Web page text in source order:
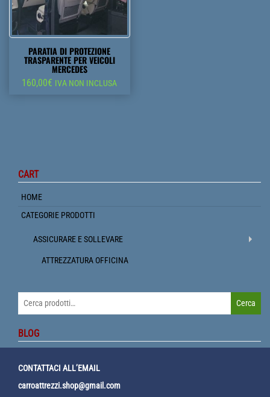
PARATIA DI PROTEZIONE
TRASPARENTE PER VEICOLI
MERCEDES
160,00€ IVA NON INCLUSA
CART
HOME
CATEGORIE PRODOTTI
ASSICURARE E SOLLEVARE
ATTREZZATURA OFFICINA
Cerca
BLOG
CONTATTACI ALL’EMAIL
carroattrezzi.shop@gmail.com